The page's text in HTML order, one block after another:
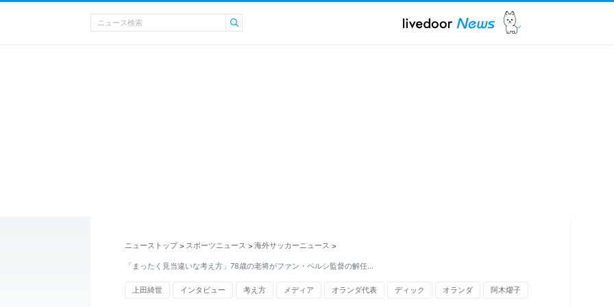
ニューストップ > スポーツニュース > 海外サッカーニュース >
「まったく見当違いな考え方」78歳の老将がファン・ペルシ監督の解任…
上田綺世 インタビュー 考え方 メディア オランダ代表 ディック オランダ 阿木燿子